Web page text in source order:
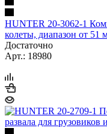
HUNTER 20-3062-1
колеты, диапазон от 51
Достаточно
Арт.: 18980